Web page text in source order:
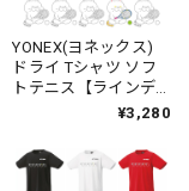
YONEX(ヨネックス)
ドライ Tシャツ ソフ
トテニス【ラインデ
ザイン】【トラねこ
【16500】【LINE-
23】【送料無料】
¥3,280